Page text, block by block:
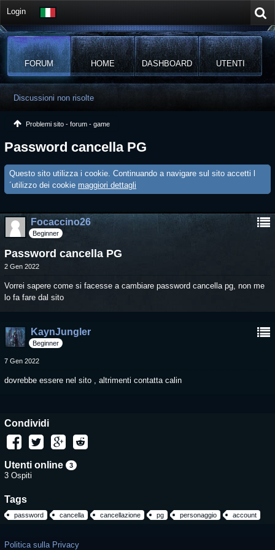
Login
FORUM HOME DASHBOARD UTENTI
Discussioni non risolte
Problemi sito - forum - game
Password cancella PG
Questo sito utilizza i cookie. Continuando a navigare sul sito accetti l
´utilizzo dei cookie maggiori dettagli
Focaccino26
Beginner
Password cancella PG
2 Gen 2022
Vorrei sapere come si facesse a cambiare password cancella pg, non me
lo fa fare dal sito
KaynJungler
Beginner
7 Gen 2022
dovrebbe essere nel sito , altrimenti contatta calin
Condividi
Utenti online 3
3 Ospiti
Tags
password cancella cancellazione pg personaggio account
Politica sulla Privacy